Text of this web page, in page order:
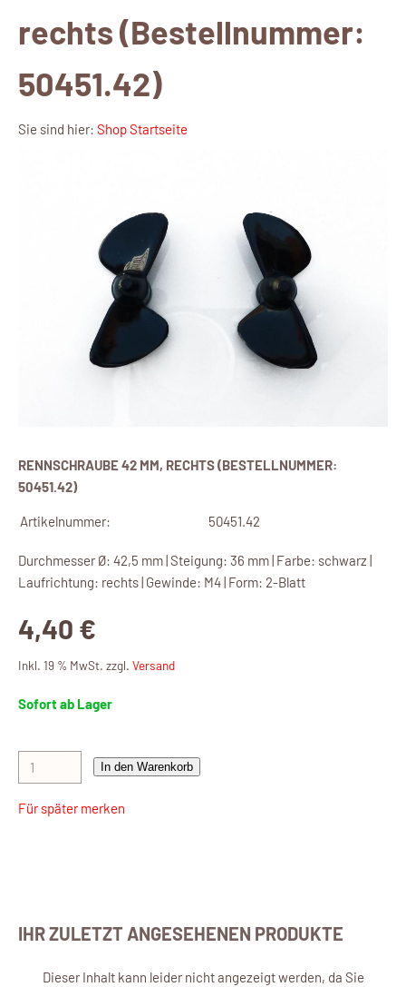
rechts (Bestellnummer:
50451.42)
Sie sind hier: Shop Startseite
RENNSCHRAUBE 42 MM, RECHTS (BESTELLNUMMER:
50451.42)
Artikelnummer: 50451.42
Durchmesser Ø: 42,5 mm | Steigung: 36 mm | Farbe: schwarz |
Laufrichtung: rechts | Gewinde: M4 | Form: 2-Blatt
4,40 €
Inkl. 19 % MwSt. zzgl. Versand
Sofort ab Lager
In den Warenkorb
Für später merken
IHR ZULETZT ANGESEHENEN PRODUKTE
Dieser Inhalt kann leider nicht angezeigt werden, da Sie